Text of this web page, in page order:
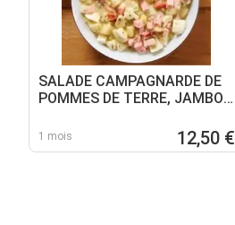
SALADE CAMPAGNARDE DE
POMMES DE TERRE, JAMBON
1 mois 12,50 €